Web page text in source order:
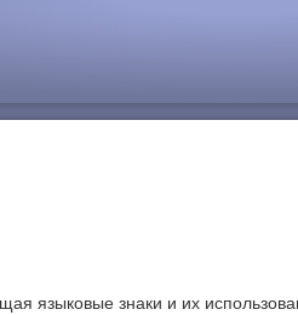
языковые знаки и их